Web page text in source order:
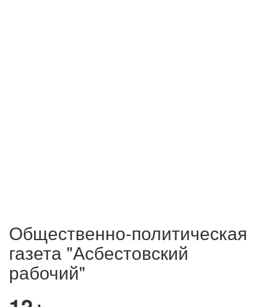
Общественно-политическая
газета "Асбестовский
рабочий"